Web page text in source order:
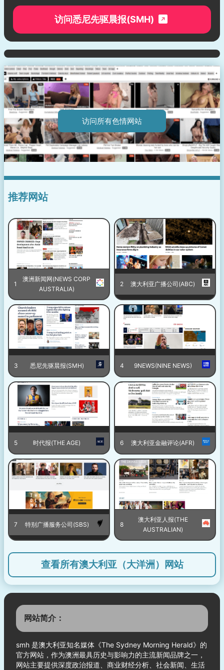
访问悉尼先驱晨报(SMH)
访问所有色情网站
推荐网站
1
澳洲新闻网(NEWS CORP
AUSTRALIA)
2 澳大利亚广播公司(ABC)
3 悉尼先驱晨报(SMH) 4 9NEWS(NINE NEWS)
5 时代报(THE AGE) 6 澳大利亚金融评论(AFR)
7 特别广播服务公司(SBS) 8
澳大利亚人报(THE
AUSTRALIAN)
查看所有澳大利亚（大洋洲）网站
网站简介：
smh 是澳大利亚知名媒体《The Sydney Morning Herald》的
官方网站，作为澳洲最具历史与影响力的主流新闻品牌之一，
网站主要提供深度政治报道、商业财经分析、社会新闻、生活